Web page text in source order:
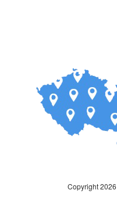
Copyright